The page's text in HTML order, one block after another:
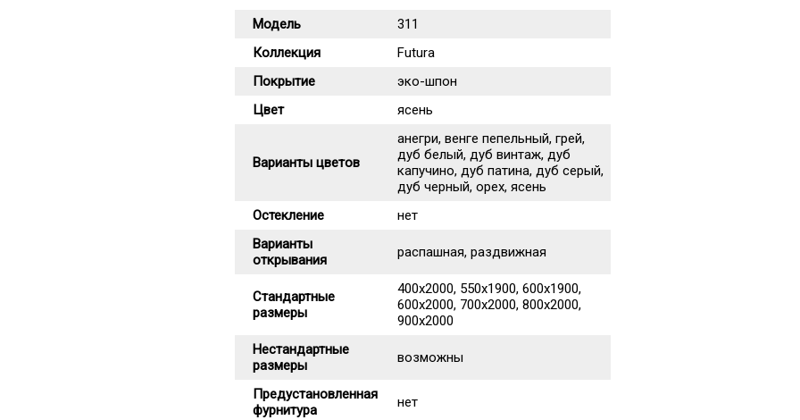
Модель
311
Коллекция
Futura
Покрытие
эко-шпон
Цвет
ясень
Варианты цветов
анегри, венге пепельный, грей,
дуб белый, дуб винтаж, дуб
капучино, дуб патина, дуб серый,
дуб черный, орех, ясень
Остекление
нет
Варианты
открывания
распашная, раздвижная
Стандартные
размеры
400х2000, 550х1900, 600х1900,
600х2000, 700х2000, 800х2000,
900х2000
Нестандартные
размеры
возможны
Предустановленная
фурнитура
нет